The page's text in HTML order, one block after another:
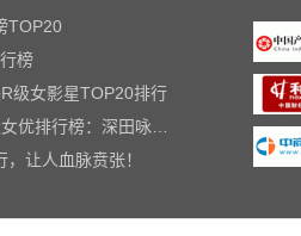
TOP20
榜
级女影星TOP20排行
榜：深田咏美仅排第二
让人血脉贲张！